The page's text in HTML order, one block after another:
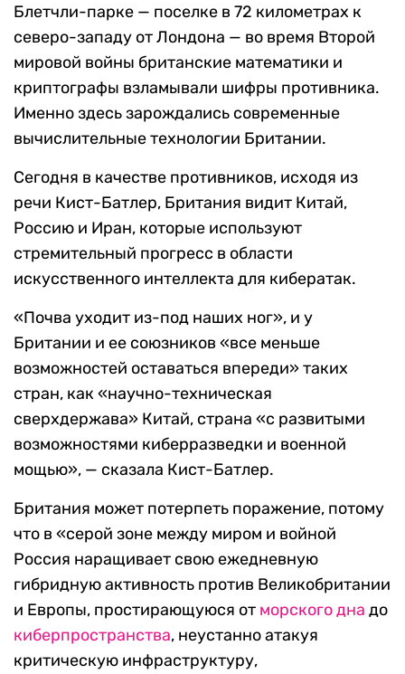
Блетчли-парке — поселке в 72 километрах к
северо-западу от Лондона — во время Второй
мировой войны британские математики и
криптографы взламывали шифры противника.
Именно здесь зарождались современные
вычислительные технологии Британии.
Сегодня в качестве противников, исходя из
речи Кист-Батлер, Британия видит Китай,
Россию и Иран, которые используют
стремительный прогресс в области
искусственного интеллекта для кибератак.
«Почва уходит из-под наших ног», и у
Британии и ее союзников «все меньше
возможностей оставаться впереди» таких
стран, как «научно-техническая
сверхдержава» Китай, страна «с развитыми
возможностями киберразведки и военной
мощью», — сказала Кист-Батлер.
Британия может потерпеть поражение, потому
что в «серой зоне между миром и войной
Россия наращивает свою ежедневную
гибридную активность против Великобритании
и Европы, простирающуюся от морского дна до
киберпространства, неустанно атакуя
критическую инфраструктуру,